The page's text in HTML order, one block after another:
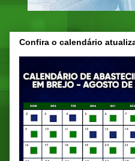
Confira o calendário